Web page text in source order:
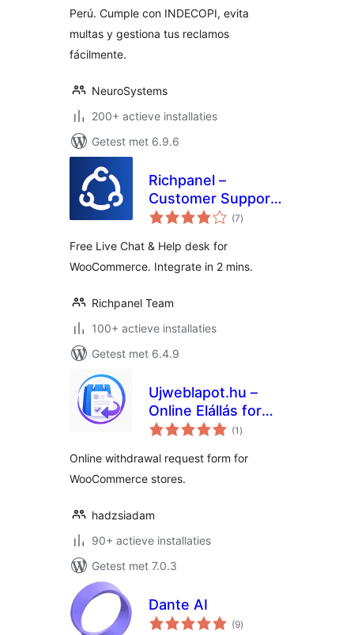
Perú. Cumple con INDECOPI, evita
multas y gestiona tus reclamos
fácilmente.
NeuroSystems
200+ actieve installaties
Getest met 6.9.6
Richpanel –
Customer Support
Helpdesk & Chat
(7totaal
waarderingen
)
Free Live Chat & Help desk for
WooCommerce. Integrate in 2 mins.
Richpanel Team
100+ actieve installaties
Getest met 6.4.9
Ujweblapot.hu –
Online Elállás for
WooCommerce
(1 totaal
waarderingen
)
Online withdrawal request form for
WooCommerce stores.
hadzsiadam
90+ actieve installaties
Getest met 7.0.3
Dante AI
(9totaal
waarderingen
)